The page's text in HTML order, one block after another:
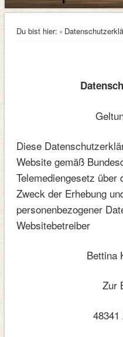
Du bist hier: ›
Diese
Website gemäß
Telemediengesetz
Zweck der Erhebung
personenbezogener
Websitebetreiber
Bettina
Zur
48341